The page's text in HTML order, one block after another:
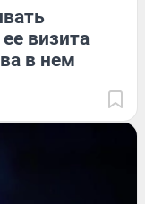
визита
в нем